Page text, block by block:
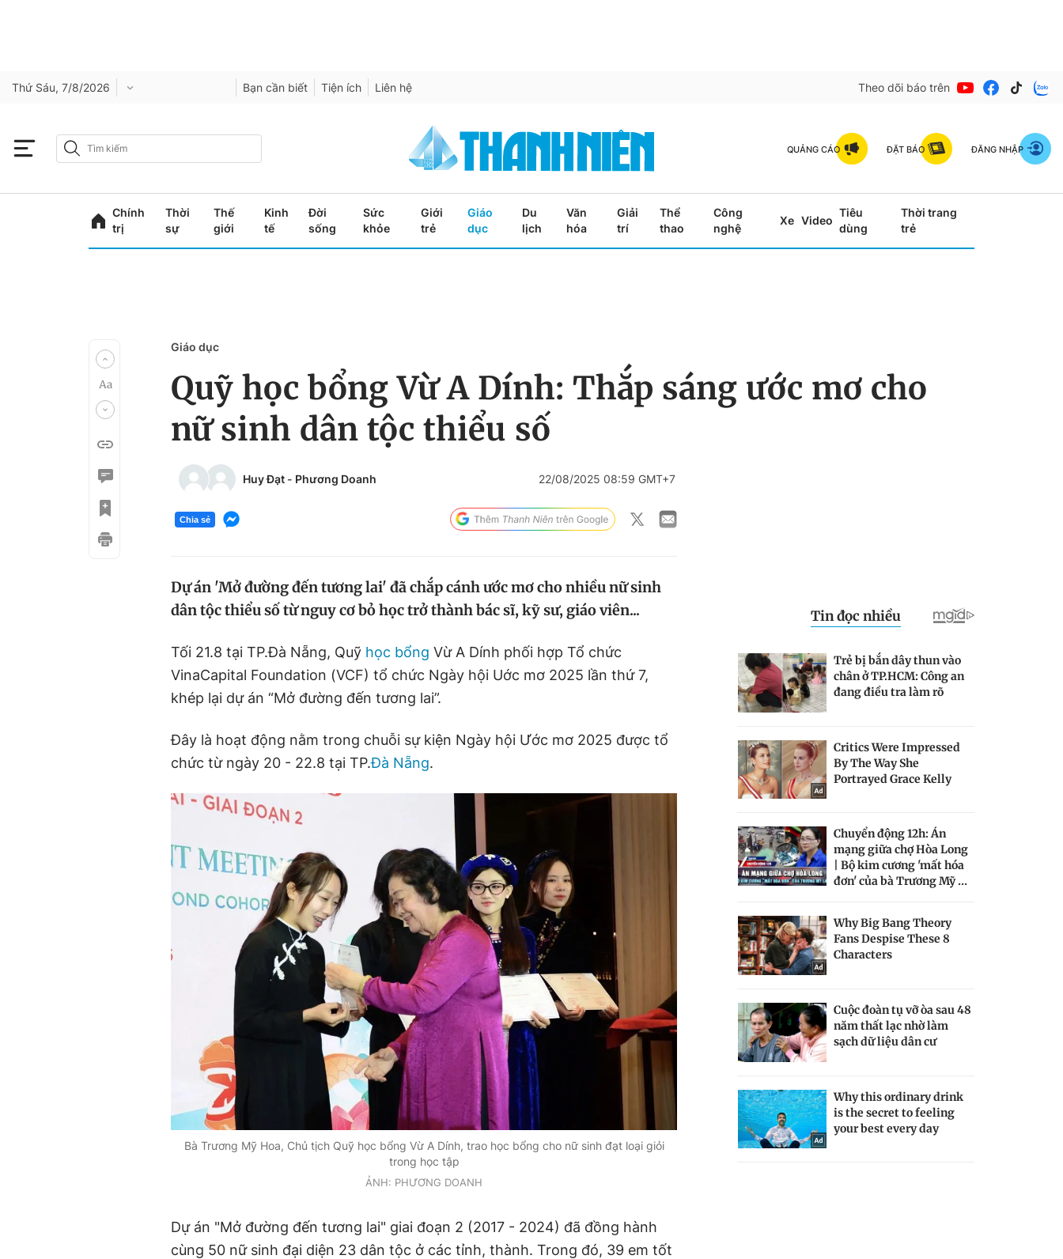
Thứ Sáu, 7/8/2026 Bạn cần biết Tiện ích Liên hệ Theo dõi báo trên
QUẢNG CÁO ĐẶT BÁO ĐĂNG NHẬP
Chính
trị
Thời
sự
Thế
giới
Kinh
tế
Đời
sống
Sức
khỏe
Giới
trẻ
Giáo
dục
Du
lịch
Văn
hóa
Giải
trí
Thể
thao
Công
nghệ
Xe Video
Tiêu
dùng
Thời trang
trẻ
Giáo dục
Quỹ học bổng Vừ A Dính: Thắp sáng ước mơ cho
nữ sinh dân tộc thiểu số
Huy Đạt - Phương Doanh 22/08/2025 08:59 GMT+7
Chia sẻ
Dự án 'Mở đường đến tương lai' đã chắp cánh ước mơ cho nhiều nữ sinh
dân tộc thiểu số từ nguy cơ bỏ học trở thành bác sĩ, kỹ sư, giáo viên...
Tối 21.8 tại TP.Đà Nẵng, Quỹ học bổng Vừ A Dính phối hợp Tổ chức
VinaCapital Foundation (VCF) tổ chức Ngày hội Uớc mơ 2025 lần thứ 7,
khép lại dự án “Mở đường đến tương lai”.
Đây là hoạt động nằm trong chuỗi sự kiện Ngày hội Ước mơ 2025 được tổ
chức từ ngày 20 - 22.8 tại TP.Đà Nẵng.
Bà Trương Mỹ Hoa, Chủ tịch Quỹ học bổng Vừ A Dính, trao học bổng cho nữ sinh đạt loại giỏi
trong học tập
ẢNH: PHƯƠNG DOANH
Dự án "Mở đường đến tương lai" giai đoạn 2 (2017 - 2024) đã đồng hành
cùng 50 nữ sinh đại diện 23 dân tộc ở các tỉnh, thành. Trong đó, 39 em tốt